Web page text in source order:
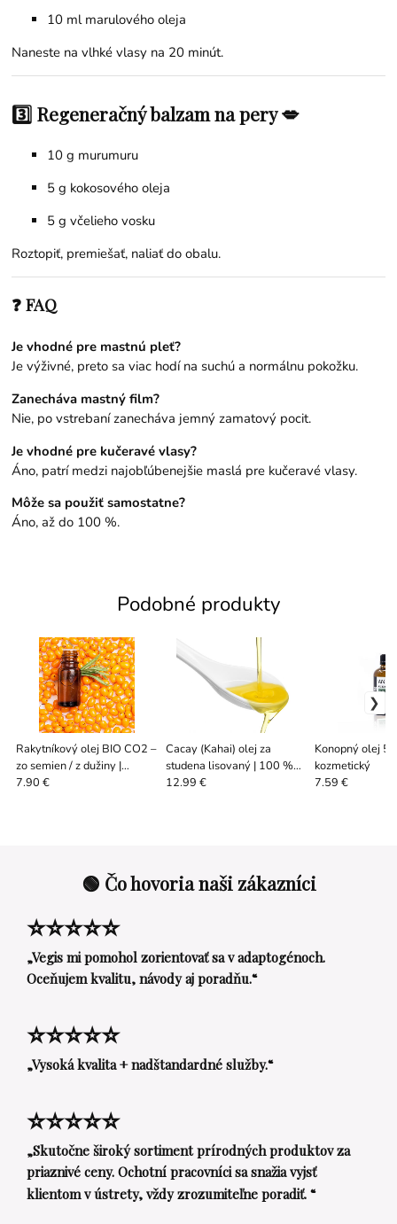
10 ml marulového oleja
Naneste na vlhké vlasy na 20 minút.
3️⃣ Regeneračný balzam na pery 💋
10 g murumuru
5 g kokosového oleja
5 gvčelieho vosku
Roztopiť, premiešať, naliať do obalu.
❓ FAQ
Je vhodné pre mastnú pleť?
Je výživné, preto sa viac hodí na suchú a normálnu pokožku.
Zanecháva mastný film?
Nie, po vstrebaní zanecháva jemný zamatový pocit.
Je vhodné pre kučeravé vlasy?
Áno, patrí medzi najobľúbenejšie maslá pre kučeravé vlasy.
Môže sa použiť samostatne?
Áno, až do 100 %.
Podobné produkty
Rakytníkový olej BIO CO2 –
zo semien / z dužiny |
prírodná starostlivosť o pleť
7.90 €
Cacay (Kahai) olej za
studena lisovaný | 100 %
prírodný anti-age olej
12.99 €
Konopný olej
kozmetický
7.59 €
🟢 Čo hovoria naši zákazníci
⭐⭐⭐⭐⭐
„Vegis mi pomohol zorientovať sa v adaptogénoch.
Oceňujem kvalitu, návody aj poradňu.“
⭐⭐⭐⭐⭐
„Vysoká kvalita + nadštandardné služby.“
⭐⭐⭐⭐⭐
„Skutočne široký sortiment prírodných produktov za
priaznivé ceny. Ochotní pracovníci sa snažia vyjsť
klientom v ústrety, vždy zrozumiteľne poradiť. “